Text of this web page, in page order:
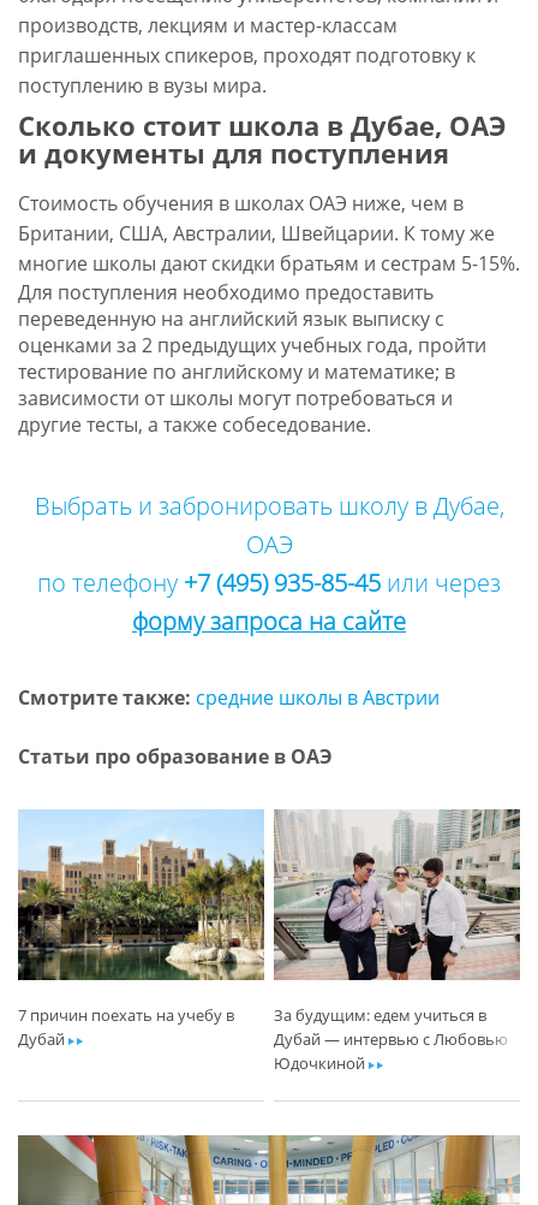
производств, лекциям и мастер-классам
приглашенных спикеров, проходят подготовку к
поступлению в вузы мира.
Сколько стоит школа в Дубае, ОАЭ
и документы для поступления
Стоимость обучения в школах ОАЭ ниже, чем в
Британии, США, Австралии, Швейцарии. К тому же
многие школы дают скидки братьям и сестрам 5-15%.
Для поступления необходимо предоставить
переведенную на английский язык выписку с
оценками за 2 предыдущих учебных года, пройти
тестирование по английскому и математике; в
зависимости от школы могут потребоваться и
другие тесты, а также собеседование.
Выбрать и забронировать школу в Дубае,
ОАЭ
по телефону +7 (495) 935-85-45 или через
форму запроса на сайте
Смотрите также: средние школы в Австрии
Статьи про образование в ОАЭ
7 причин поехать на учебу в
Дубайar
За будущим: едем учиться в
Дубай — интервью с Любовью
Юдочкинойar